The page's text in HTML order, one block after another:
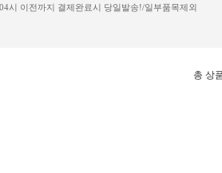
시 이전까지 결제완료시 당일발송!/일부품목제외
총 상